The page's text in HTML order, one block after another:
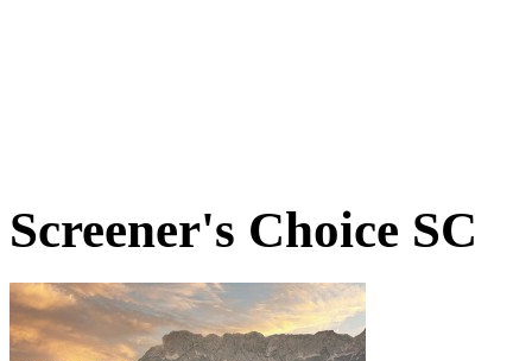
Screener's Choice SC